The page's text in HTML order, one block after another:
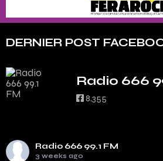
DERNIER POST
Radio 666
8,355
Radio 666 99.1 FM
3 weeks ago